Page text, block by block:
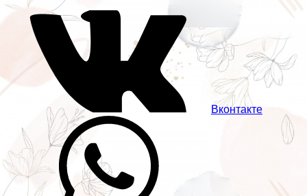
Вконтакте